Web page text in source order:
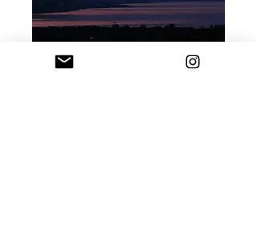
BALATONALMÁDI HAJNAL 5 ÓRÁS NAPFELKELTÉJE